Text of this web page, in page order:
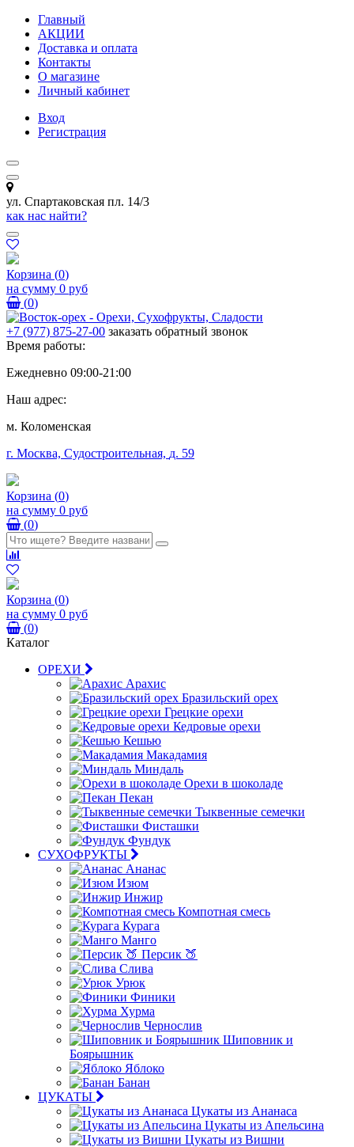
Главный
АКЦИИ
Доставка и оплата
Контакты
О магазине
Личный кабинет
Вход
Регистрация
ул. Спартаковская пл. 14/3
как нас найти?
Корзина (0)
на сумму 0 руб
(0)
+7 (977) 875-27-00 заказать обратный звонок
Время работы:
Ежедневно 09:00-21:00
Наш адрес:
м. Коломенская
г. Москва, Судостроительная, д. 59
Корзина (0)
на сумму 0 руб
(0)
Корзина (0)
на сумму 0 руб
(0)
Каталог
ОРЕХИ
Арахис
Бразильский орех
Грецкие орехи
Кедровые орехи
Кешью
Макадамия
Миндаль
Орехи в шоколаде
Пекан
Тыквенные семечки
Фисташки
Фундук
СУХОФРУКТЫ
Ананас
Изюм
Инжир
Компотная смесь
Курага
Манго
Персик 🍑
Слива
Урюк
Финики
Хурма
Чернослив
Шиповник и
Боярышник
Яблоко
Банан
ЦУКАТЫ
Цукаты из Ананаса
Цукаты из Апельсина
Цукаты из Вишни